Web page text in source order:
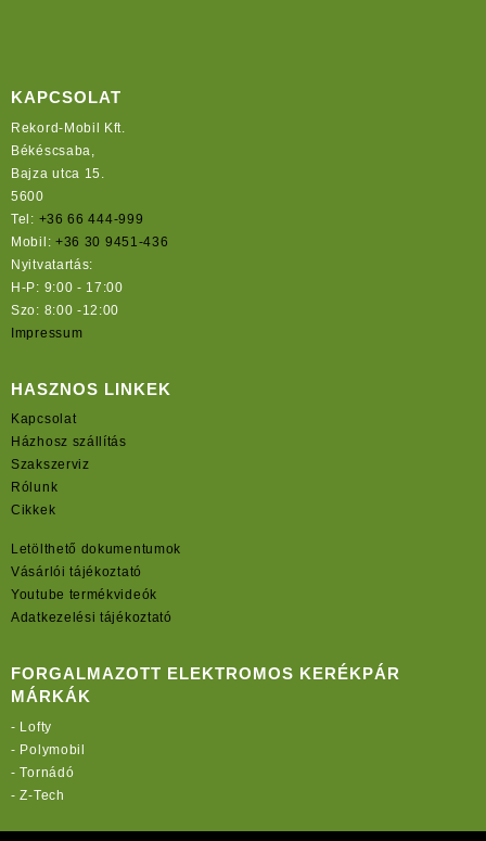
KAPCSOLAT
Rekord-Mobil Kft.
Békéscsaba,
Bajza utca 15.
5600
Tel: +36 66 444-999
Mobil: +36 30 9451-436
Nyitvatartás:
H-P: 9:00 - 17:00
Szo: 8:00 -12:00
Impressum
HASZNOS LINKEK
Kapcsolat
Házhosz szállítás
Szakszerviz
Rólunk
Cikkek
Letölthető dokumentumok
Vásárlói tájékoztató
Youtube termékvideók
Adatkezelési tájékoztató
FORGALMAZOTT ELEKTROMOS KERÉKPÁR
MÁRKÁK
- Lofty
- Polymobil
-Tornádó
-Z-Tech